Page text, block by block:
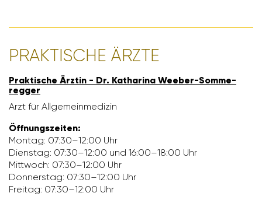
PRAK­TI­SCHE ÄRZTE
Prak­ti­sche Ärztin - Dr. Katha­rina Weeber-Somme­
regger
Arzt für Allge­mein­me­dizin
Öffnungs­zeiten:
Montag: 07:30–12:00 Uhr
Dienstag: 07:30–12:00 und 16:00–18:00 Uhr
Mitt­woch: 07:30–12:00 Uhr
Donnerstag: 07:30–12:00 Uhr
Freitag: 07:30–12:00 Uhr